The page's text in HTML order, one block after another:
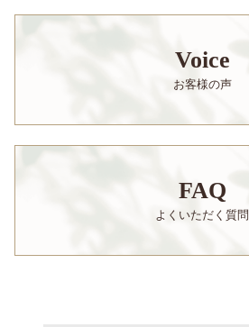
Voice
お客様の声
FAQ
よくいただく質問